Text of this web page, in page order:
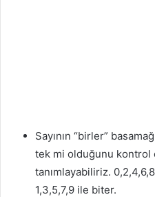
Sayının “birler”
tek mi olduğunu kontrol
tanımlayabiliriz.
1,3,5,7,9 ile biter.